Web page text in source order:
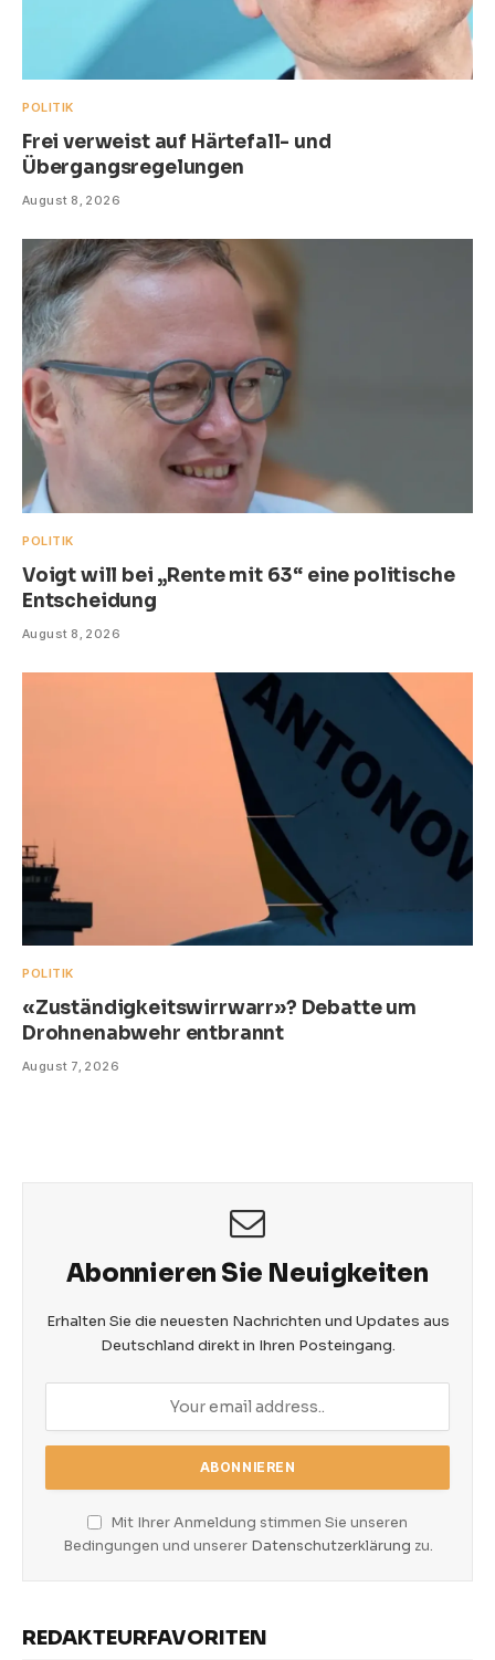
POLITIK
Frei verweist auf Härtefall- und
Übergangsregelungen
August 8, 2026
POLITIK
Voigt will bei „Rente mit 63“ eine politische
Entscheidung
August 8, 2026
POLITIK
«Zuständigkeitswirrwarr»? Debatte um
Drohnenabwehr entbrannt
August 7, 2026
Abonnieren Sie Neuigkeiten
Erhalten Sie die neuesten Nachrichten und Updates aus
Deutschland direkt in Ihren Posteingang.
Mit Ihrer Anmeldung stimmen Sie unseren
Bedingungen und unserer Datenschutzerklärung zu.
REDAKTEURFAVORITEN